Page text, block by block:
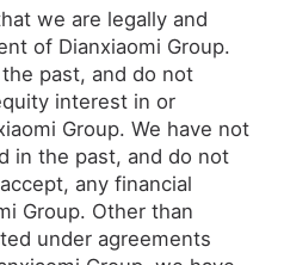
we are legally and
of Dianxiaomi Group.
past, and do not
interest in or
Group. We have not
in the past, and do not
any financial
Group. Other than
under agreements